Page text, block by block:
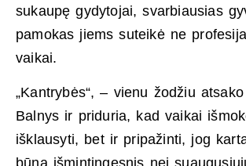
sukaupę gydytojai, svarbiausias
pamokas jiems suteikė ne
vaikai.
„Kantrybės“, – vienu žodžiu
Balnys ir priduria, kad vaikai
išklausyti, bet ir pripažinti, jog